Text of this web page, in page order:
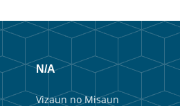
N/A
Vizaun no Misaun